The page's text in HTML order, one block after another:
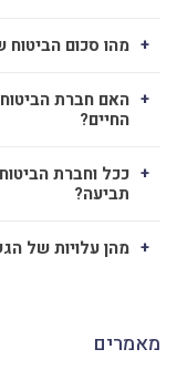
מהו סכום
האם חברת
החיים?
ככל וחברת
תביעה?
מהן עלויות של
מאמרים